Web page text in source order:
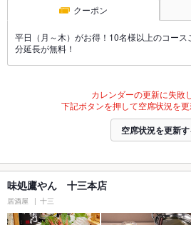
クーポン
平日（月～木）がお得！10名様以上のコー
分延長が無料！
カレンダーの更新に失敗
下記ボタンを押して空席状況を更
空席状況を更新
味処鷹やん 十三本店
居酒屋 十三